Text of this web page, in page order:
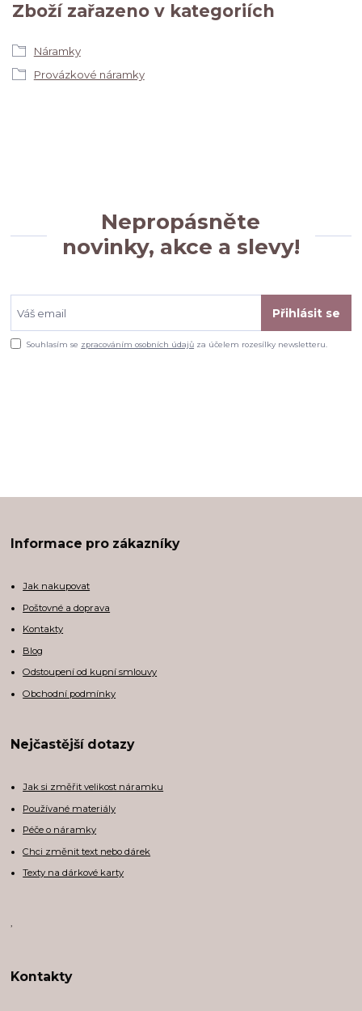
Zboží zařazeno v kategoriích
Náramky
Provázkové náramky
Nepropásněte
novinky, akce a slevy!
Přihlásit se
Souhlasím se zpracováním osobních údajů za účelem rozesílky newsletteru.
Informace pro zákazníky
Jak nakupovat
Poštovné a doprava
Kontakty
Blog
Odstoupení od kupní smlouvy
Obchodní podmínky
Nejčastější dotazy
Jak si změřit velikost náramku
Používané materiály
Péče o náramky
Chci změnit text nebo dárek
Texty na dárkové karty
,
Kontakty